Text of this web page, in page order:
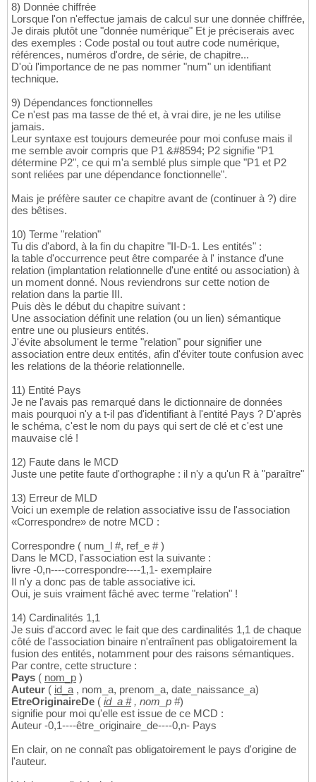
8) Donnée chiffrée
Lorsque l'on n'effectue jamais de calcul sur une donnée chiffrée,
Je dirais plutôt une "donnée numérique" Et je préciserais avec
des exemples : Code postal ou tout autre code numérique,
références, numéros d'ordre, de série, de chapitre...
D'où l'importance de ne pas nommer "num" un identifiant
technique.
9) Dépendances fonctionnelles
Ce n'est pas ma tasse de thé et, à vrai dire, je ne les utilise
jamais.
Leur syntaxe est toujours demeurée pour moi confuse mais il
me semble avoir compris que P1 &#8594; P2 signifie "P1
détermine P2", ce qui m'a semblé plus simple que "P1 et P2
sont reliées par une dépendance fonctionnelle".
Mais je préfère sauter ce chapitre avant de (continuer à ?) dire
des bêtises.
10) Terme "relation"
Tu dis d'abord, à la fin du chapitre "II-D-1. Les entités" :
la table d'occurrence peut être comparée à l' instance d'une
relation (implantation relationnelle d'une entité ou association) à
un moment donné. Nous reviendrons sur cette notion de
relation dans la partie III.
Puis dès le début du chapitre suivant :
Une association définit une relation (ou un lien) sémantique
entre une ou plusieurs entités.
J'évite absolument le terme "relation" pour signifier une
association entre deux entités, afin d'éviter toute confusion avec
les relations de la théorie relationnelle.
11) Entité Pays
Je ne l'avais pas remarqué dans le dictionnaire de données
mais pourquoi n'y a t-il pas d'identifiant à l'entité Pays ? D'après
le schéma, c'est le nom du pays qui sert de clé et c'est une
mauvaise clé !
12) Faute dans le MCD
Juste une petite faute d'orthographe : il n'y a qu'un R à "paraître"
13) Erreur de MLD
Voici un exemple de relation associative issu de l'association
«Correspondre» de notre MCD :
Correspondre ( num_l #, ref_e # )
Dans le MCD, l'association est la suivante :
livre -0,n----correspondre----1,1- exemplaire
Il n'y a donc pas de table associative ici.
Oui, je suis vraiment fâché avec terme "relation" !
14) Cardinalités 1,1
Je suis d'accord avec le fait que des cardinalités 1,1 de chaque
côté de l'association binaire n'entraînent pas obligatoirement la
fusion des entités, notamment pour des raisons sémantiques.
Par contre, cette structure :
Pays ( nom_p )
Auteur ( id_a , nom_a, prenom_a, date_naissance_a)
EtreOriginaireDe ( id_a #, nom_p #)
signifie pour moi qu'elle est issue de ce MCD :
Auteur -0,1----être_originaire_de----0,n- Pays
En clair, on ne connaît pas obligatoirement le pays d'origine de
l'auteur.